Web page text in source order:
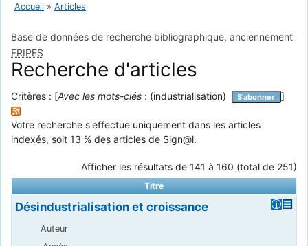
Accueil » Articles
Base de données de recherche bibliographique, anciennement
FRIPES
Recherche d'articles
Critères : [Avec les mots-clés : (industrialisation) S'abonner ]
Votre recherche s'effectue uniquement dans les articles
indexés, soit 13 % des articles de Sign@l.
Afficher les résultats de 141 à 160 (total de 251)
Titre
Désindustrialisation et croissance